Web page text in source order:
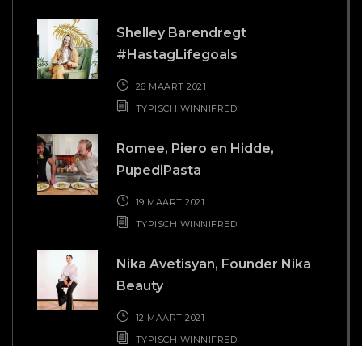
Shelley Barendregt
#HastagLifegoals
26 MAART 2021
TYPISCH WINNIFRED
Romee, Piero en Hidde,
PupediPasta
19 MAART 2021
TYPISCH WINNIFRED
Nika Avetisyan, Founder Nika
Beauty
12 MAART 2021
TYPISCH WINNIFRED